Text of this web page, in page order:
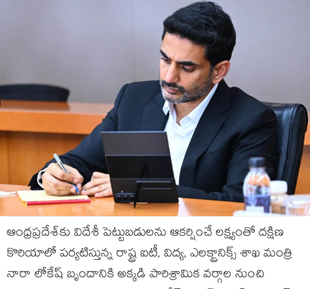
ఆంధ్రప్రదేశ్‌కు విదేశీ పెట్టుబడులను ఆకర్షించే లక్ష్యంతో దక్షిణ
కొరియాలో పర్యటిస్తున్న రాష్ట్ర ఐటీ, విద్య, ఎలక్ట్రానిక్స్ శాఖ మంత్రి
నారా లోకేష్ బృందానికి అక్కడి పారిశ్రామిక వర్గాల నుంచి